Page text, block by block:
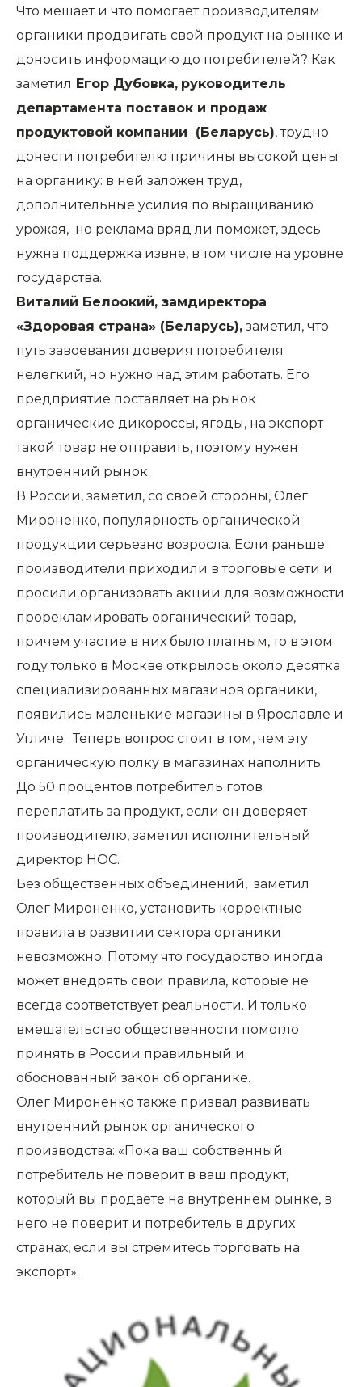
Что мешает и что помогает производителям
органики продвигать свой продукт на рынке и
доносить информацию до потребителей? Как
заметил Егор Дубовка, руководитель
департамента поставок и продаж
продуктовой компании (Беларусь), трудно
донести потребителю причины высокой цены
на органику: в ней заложен труд,
дополнительные усилия по выращиванию
урожая, но реклама вряд ли поможет, здесь
нужна поддержка извне, в том числе на уровне
государства.
Виталий Белоокий, замдиректора
«Здоровая страна» (Беларусь), заметил, что
путь завоевания доверия потребителя
нелегкий, но нужно над этим работать. Его
предприятие поставляет на рынок
органические дикороссы, ягоды, на экспорт
такой товар не отправить, поэтому нужен
внутренний рынок.
В России, заметил, со своей стороны, Олег
Мироненко, популярность органической
продукции серьезно возросла. Если раньше
производители приходили в торговые сети и
просили организовать акции для возможности
прорекламировать органический товар,
причем участие в них было платным, то в этом
году только в Москве открылось около десятка
специализированных магазинов органики,
появились маленькие магазины в Ярославле и
Угличе. Теперь вопрос стоит в том, чем эту
органическую полку в магазинах наполнить.
До 50 процентов потребитель готов
переплатить за продукт, если он доверяет
производителю, заметил исполнительный
директор НОС.
Без общественных объединений, заметил
Олег Мироненко, установить корректные
правила в развитии сектора органики
невозможно. Потому что государство иногда
может внедрять свои правила, которые не
всегда соответствует реальности. И только
вмешательство общественности помогло
принять в России правильный и
обоснованный закон об органике.
Олег Мироненко также призвал развивать
внутренний рынок органического
производства: «Пока ваш собственный
потребитель не поверит в ваш продукт,
который вы продаете на внутреннем рынке, в
него не поверит и потребитель в других
странах, если вы стремитесь торговать на
экспорт».